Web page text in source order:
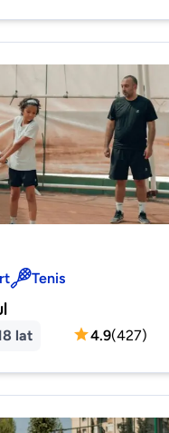
Tenis
lat 4.9(427)